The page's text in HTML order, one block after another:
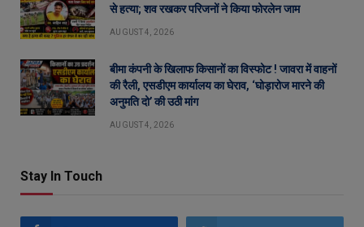
से हत्या; शव रखकर परिजनों ने किया फोरलेन जाम
AUGUST 4, 2026
बीमा कंपनी के खिलाफ किसानों का विस्फोट ! जावरा में वाहनों
की रैली, एसडीएम कार्यालय का घेराव, ‘घोड़ारोज मारने की
अनुमति दो’ की उठी मांग
AUGUST 4, 2026
Stay In Touch